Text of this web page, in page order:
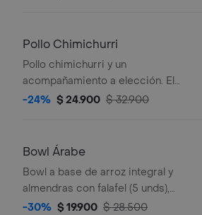
Pollo Chimichurri
Pollo chimichurri y un
acompañamiento a elección. El
acompañamiento de la foto es
-24% $ 24.900 $ 32.900
Bowl Árabe
Bowl a base de arroz integral y
almendras con falafel (5 unds),
hummus de garbanzo, tomate, pepino,
-30% $ 19.900 $ 28.500